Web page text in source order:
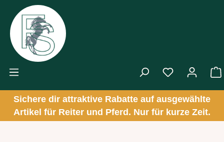
Zum Hauptinhalt springen
Sichere dir attraktive Rabatte auf ausgewählte
Artikel für Reiter und Pferd. Nur für kurze Zeit.